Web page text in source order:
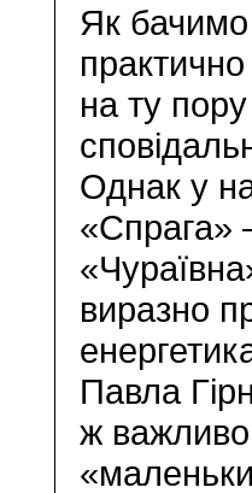
Як
на ту
Однак у
«Спрага»
виразно
Павла
ж